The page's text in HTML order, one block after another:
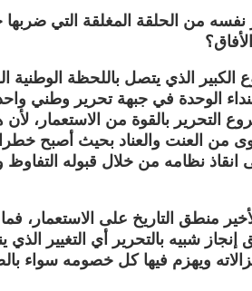
من الحلقة المغلقة التي
الذي يتصل باللحظة الوطنية
الوحدة في جبهة تحرير وطني
بالقوة من الاستعمار، لأن
من العنت والعناد بحيث أصبح
نظامه من خلال قبوله
منطق التاريخ على الاستعمار،
شبيه بالتحرير أي التغيير الذي
ويهزم فيها كل خصومه سواء